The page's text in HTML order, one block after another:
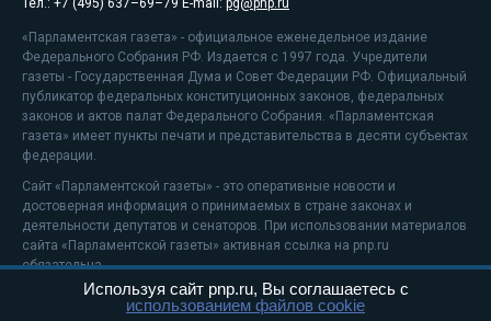
Тел.: +7 (495) 637–69–79 E-mail: pg@pnp.ru
«Парламентская газета» - официальное еженедельное издание
Федерального Собрания РФ. Издается с 1997 года. Учредители
газеты - Государственная Дума и Совет Федерации РФ. Официальный
публикатор федеральных конституционных законов, федеральных
законов и актов палат Федерального Собрания. «Парламентская
газета» имеет пункты печати и представительства в десяти субъектах
федерации.
Сайт «Парламентской газеты» - это оперативные новости и
достоверная информация о принимаемых в стране законах и
деятельности депутатов и сенаторов. При использовании материалов
сайта «Парламентской газеты» активная ссылка на pnp.ru
обязательна.
На информационном ресурсе применяютсярекомендательные
Используя сайт pnp.ru, Вы соглашаетесь с
использованием файлов cookie